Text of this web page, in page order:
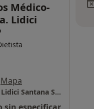
Médico-
Lidici
Mapa
Tratamientos Médico-Estéticos Dra. Lidici Santana SLP